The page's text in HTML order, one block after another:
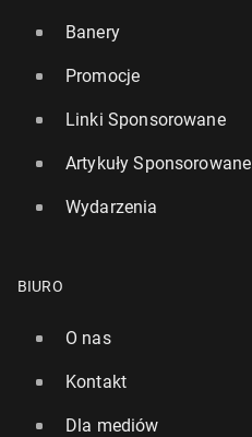
Banery
Promocje
Linki Sponsorowane
Artykuły Sponsorowane
Wydarzenia
BIURO
O nas
Kontakt
Dla mediów